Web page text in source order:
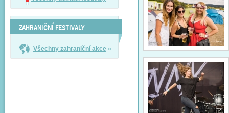
ZAHRANIČNÍ FESTIVALY
Všechny zahraniční akce »